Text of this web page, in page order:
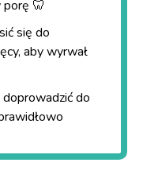
🦷
się do
aby wyrwał
do